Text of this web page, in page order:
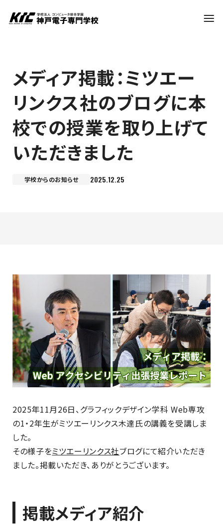
学科・コース
訪問者別
就職・資格
入試情報
+プラスラボ
1日最大2つの学科説明＆体験授業
オープン
キャンパス
資料請求は
こちら
メディア掲載：ミツエー
リンクス社のブログに本
校での授業を取り上げて
いただきました
学校からのお知らせ 2025.12.25
2025年11月26日、グラフィックデザイン学科 Web専攻
の1・2年生がミツエーリンクス木達氏の講義を受講しま
した。
その様子をミツエーリンクス社ブログにて紹介いただき
ました。掲載いただき、ありがとうございます。
掲載メディア紹介